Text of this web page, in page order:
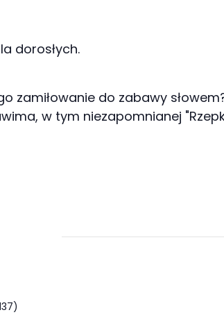
dorosłych.
zamiłowanie do zabawy
w tym niezapomnianej